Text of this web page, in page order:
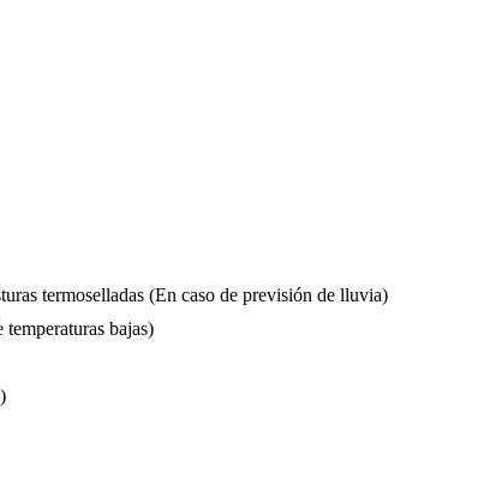
termoselladas (En caso de previsión de lluvia)
bajas)